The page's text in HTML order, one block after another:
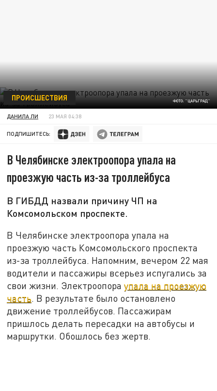
ФОТО: "ЦАРЬГРАД"
ПРОИСШЕСТВИЯ
ДАНИЛА ЛИ 23 МАЯ 04:38
ПОДПИШИТЕСЬ:
В Челябинске электроопора упала на
проезжую часть из-за троллейбуса
В ГИБДД назвали причину ЧП на
Комсомольском проспекте.
В Челябинске электроопора упала на
проезжую часть Комсомольского проспекта
из-за троллейбуса. Напомним, вечером 22 мая
водители и пассажиры всерьез испугались за
свои жизни. Электроопораупала на проезжую
часть. В результате было остановлено
движение троллейбусов. Пассажирам
пришлось делать пересадки на автобусы и
маршрутки. Обошлось без жертв.